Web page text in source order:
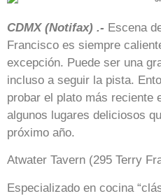
CDMX (Notifax) .- Escena
Francisco es siempre
excepción. Puede ser una
incluso a seguir la pista.
probar el plato más reciente
algunos lugares deliciosos
próximo año.
Atwater Tavern (295 Terry
Especializado en cocina